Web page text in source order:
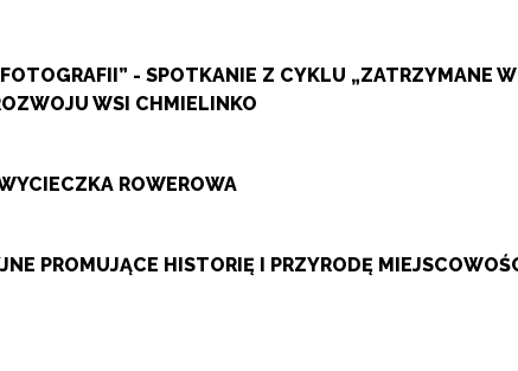
- SPOTKANIE Z CYKLU „ZATRZYMANE
WSI CHMIELINKO
ROWEROWA
PROMUJĄCE HISTORIĘ I PRZYRODĘ